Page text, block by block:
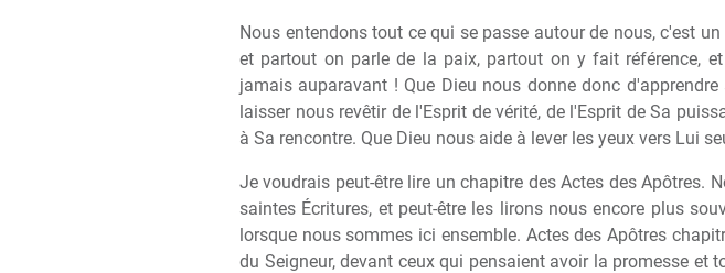
Nous entendons tout ce qui se passe autour de nous, c'est
et partout on parle de la paix, partout on y fait référence,
jamais auparavant ! Que Dieu nous donne donc
laisser nous revêtir de l'Esprit de vérité, de l'Esprit de Sa
à Sa rencontre. Que Dieu nous aide à lever les yeux vers Lui
Je voudrais peut-être lire un chapitre des Actes des Apôtres.
saintes Écritures, et peut-être les lirons nous encore plus
lorsque nous sommes ici ensemble. Actes des Apôtres
du Seigneur, devant ceux qui pensaient avoir la promesse